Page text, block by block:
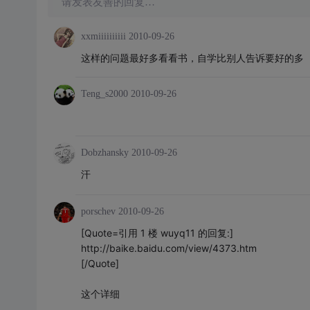
xxmiiiiiiiiii 2010-09-26
这样的问题最好多看看书，自学比别人告诉要好的多
Teng_s2000 2010-09-26
Dobzhansky 2010-09-26
汗
porschev 2010-09-26
[Quote=引用 1 楼 wuyq11 的回复:]
http://baike.baidu.com/view/4373.htm
[/Quote]
这个详细